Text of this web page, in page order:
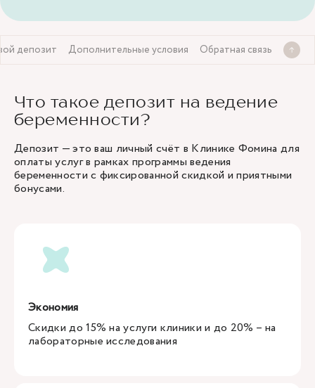
депозит Дополнительные условия Обратная связь
Что такое депозит на ведение
беременности?
Депозит — это ваш личный счёт в Клинике Фомина для
оплаты услуг в рамках программы ведения
беременности с фиксированной скидкой и приятными
бонусами.
Экономия
Скидки до 15% на услуги клиники и до 20% – на
лабораторные исследования